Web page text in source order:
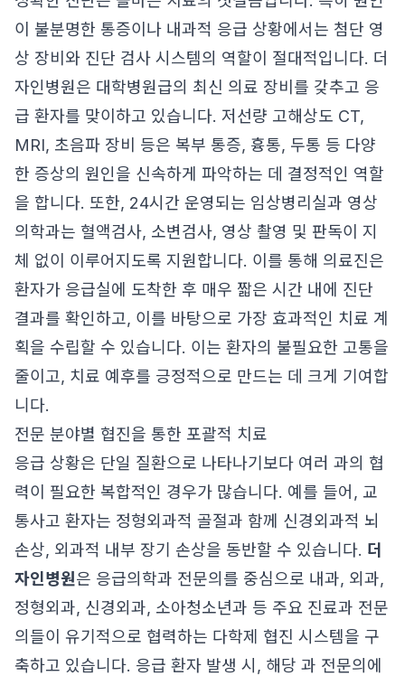
이 불분명한 통증이나 내과적 응급 상황에서는 첨단 영
상 장비와 진단 검사 시스템의 역할이 절대적입니다. 더
자인병원은 대학병원급의 최신 의료 장비를 갖추고 응
급 환자를 맞이하고 있습니다. 저선량 고해상도 CT,
MRI, 초음파 장비 등은 복부 통증, 흉통, 두통 등 다양
한 증상의 원인을 신속하게 파악하는 데 결정적인 역할
을 합니다. 또한, 24시간 운영되는 임상병리실과 영상
의학과는 혈액검사, 소변검사, 영상 촬영 및 판독이 지
체 없이 이루어지도록 지원합니다. 이를 통해 의료진은
환자가 응급실에 도착한 후 매우 짧은 시간 내에 진단
결과를 확인하고, 이를 바탕으로 가장 효과적인 치료 계
획을 수립할 수 있습니다. 이는 환자의 불필요한 고통을
줄이고, 치료 예후를 긍정적으로 만드는 데 크게 기여합
니다.
전문 분야별 협진을 통한 포괄적 치료
응급 상황은 단일 질환으로 나타나기보다 여러 과의 협
력이 필요한 복합적인 경우가 많습니다. 예를 들어, 교
통사고 환자는 정형외과적 골절과 함께 신경외과적 뇌
손상, 외과적 내부 장기 손상을 동반할 수 있습니다. 더
자인병원은 응급의학과 전문의를 중심으로 내과, 외과,
정형외과, 신경외과, 소아청소년과 등 주요 진료과 전문
의들이 유기적으로 협력하는 다학제 협진 시스템을 구
축하고 있습니다. 응급 환자 발생 시, 해당 과 전문의에